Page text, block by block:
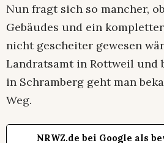
Nun fragt sich so mancher,
Gebäudes und ein
nicht gescheiter gewesen
Landratsamt in Rottweil und
in Schramberg geht man
Weg.
NRWZ.de bei Google als